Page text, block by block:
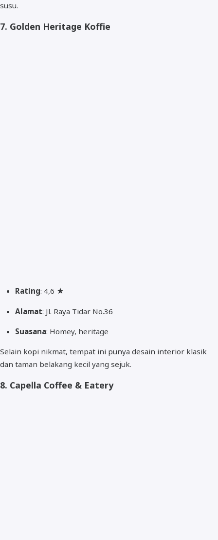
susu.
7. Golden Heritage Koffie
Rating: 4,6 ★
Alamat: Jl. Raya Tidar No.36
Suasana: Homey, heritage
Selain kopi nikmat, tempat ini punya desain interior klasik
dan taman belakang kecil yang sejuk.
8. Capella Coffee & Eatery